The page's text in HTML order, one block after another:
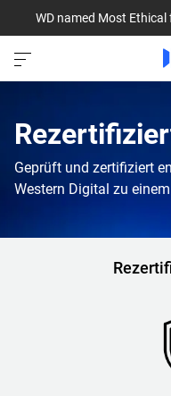
WD named Most
Geprüft und zertifiziert
Western Digital zu